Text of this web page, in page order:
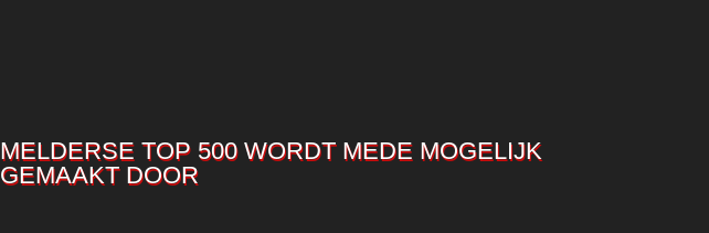
MELDERSE TOP 500 WORDT MEDE MOGELIJK
GEMAAKT DOOR